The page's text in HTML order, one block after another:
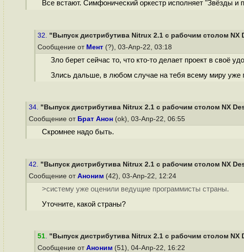
Все встают. Симфонический оркестр исполняет "Звёзды и
32. "Выпуск дистрибутива Nitrux 2.1 с рабочим столом NX
Сообщение от Мент (?), 03-Апр-22, 03:18
Зло берет сейчас то, что кто-то делает проект в своё
Злись дальше, в любом случае на тебя всему миру уже
34. "Выпуск дистрибутива Nitrux 2.1 с рабочим столом NX
Сообщение от Брат Анон (ok), 03-Апр-22, 06:55
Скромнее надо быть.
42. "Выпуск дистрибутива Nitrux 2.1 с рабочим столом NX
Сообщение от Аноним (42), 03-Апр-22, 12:24
>систему уже оценили ведущие программисты страны.
Уточните, какой страны?
51. "Выпуск дистрибутива Nitrux 2.1 с рабочим столом NX
Сообщение от Аноним (51), 04-Апр-22, 16:22